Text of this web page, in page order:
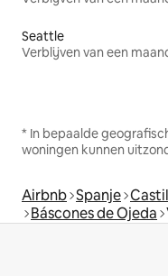
Seattle
Verblijven van een
* In bepaalde
woningen kunnen
Airbnb Spanje
Báscones de Ojeda